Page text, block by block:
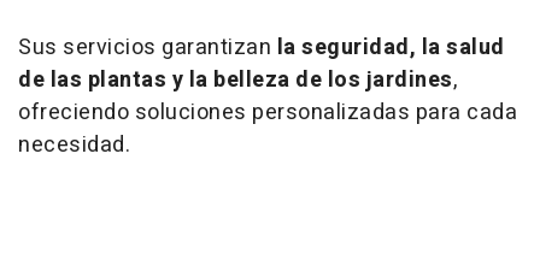
Sus servicios garantizan la seguridad, la salud
de las plantas y la belleza de los jardines,
ofreciendo soluciones personalizadas para cada
necesidad.